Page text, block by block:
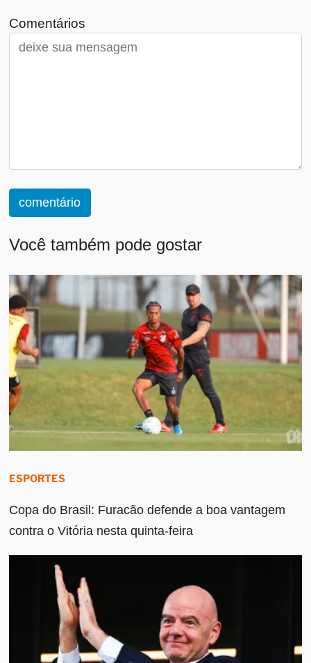
Comentários
comentário
Você também pode gostar
ESPORTES
Copa do Brasil: Furacão defende a boa vantagem
contra o Vitória nesta quinta-feira